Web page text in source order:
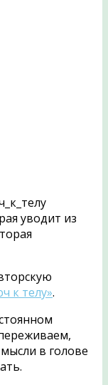
уводит из
к телу».
в голове